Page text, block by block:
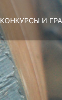
КОНКУРСЫ И